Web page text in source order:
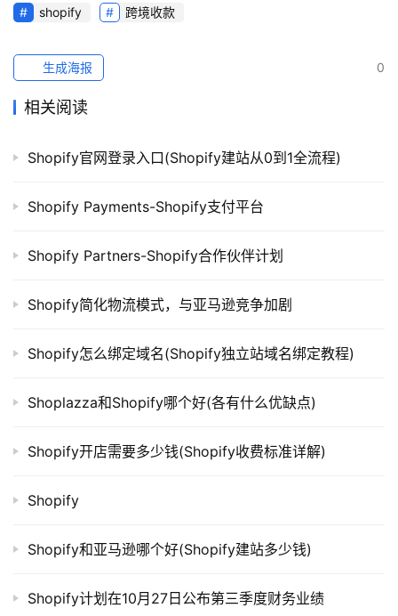
shopify 跨境收款
0
生成海报
相关阅读
Shopify官网登录入口(Shopify建站从0到1全流程)
Shopify Payments-Shopify支付平台
Shopify Partners-Shopify合作伙伴计划
Shopify简化物流模式，与亚马逊竞争加剧
Shopify怎么绑定域名(Shopify独立站域名绑定教程)
Shoplazza和Shopify哪个好(各有什么优缺点)
Shopify开店需要多少钱(Shopify收费标准详解)
Shopify
Shopify和亚马逊哪个好(Shopify建站多少钱)
Shopify计划在10月27日公布第三季度财务业绩